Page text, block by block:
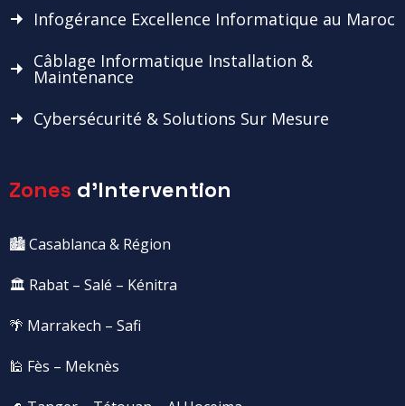
Infogérance Excellence Informatique au Maroc
Câblage Informatique Installation &
Maintenance
Cybersécurité & Solutions Sur Mesure
Zones d'Intervention
🏙️ Casablanca & Région
🏛️ Rabat – Salé – Kénitra
🌴 Marrakech – Safi
🕌 Fès – Meknès